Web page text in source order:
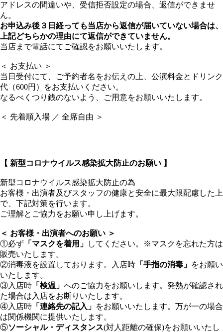
アドレスの間違いや、受信拒否設定の場合、返信ができませ
ん。
お申込み後３日経っても当店から返信が届いていない場合は、
上記どちらかの理由にて返信ができていません。
当店まで電話にてご確認をお願いいたします。
＜ お支払い ＞
当日受付にて、ご予約者名をお伝えの上、公演料金とドリンク
代（600円）をお支払いください。
なるべくつり銭のないよう、ご用意をお願いいたします。
＜ 先着順入場 ／ 全席自由 ＞
【 新型コロナウイルス感染拡大防止のお願い 】
新型コロナウイルス感染拡大防止の為
お客様・出演者及びスタッフの健康と安全に最大限配慮した上
で、下記対策を行います。
ご理解とご協力をお願い申し上げます。
＜ お客様・出演者へのお願い ＞
①必ず 「マスクを着用」
してください。※マスクを忘れた方は
販売いたします。
②消毒液を設置しております。入店時 「手指の消毒」 をお願い
いたします。
③入店時 「検温」 へのご協力をお願いします。発熱が確認され
た場合は入店をお断りいたします。
④入店時 「連絡先の記入」 をお願いいたします。万が一の場合
は関係機関に提供いたします。
⑤ソーシャル・ディスタンス(対人距離の確保)をお願いいたし